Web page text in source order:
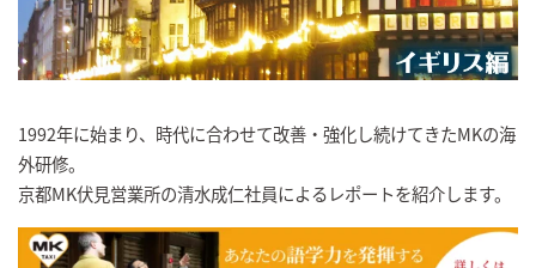
1992年に始まり、時代に合わせて改善・強化し続けてきたMKの海
外研修。
京都MK伏見営業所の清水成仁社員によるレポートを紹介します。